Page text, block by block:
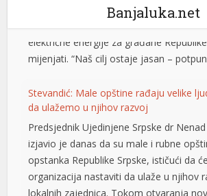
panel
panel
panel
panel
panel
Banjaluka.net
Stevandić: Male opštine rađaju velike
Predsjednik Ujedinjene Srpske dr
izjavio je danas da su male i rubne
opstanka Republike Srpske, ističući da
organizacija nastaviti da ulaže u njihov
lokalnih zajednica. Tokom otvaranja
Ujedinjene Srpske u Kostajnici i
Stevandić je naglasio da je podrška